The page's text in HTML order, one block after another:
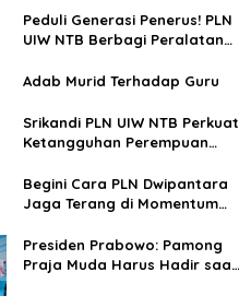
Tidore
Peduli Generasi Penerus! PLN
UIW NTB Berbagi Peralatan
Adab Murid Terhadap Guru
Srikandi PLN UIW NTB Perkuat
Ketangguhan Perempuan
Begini Cara PLN Dwipantara
Jaga Terang di Momentum
Presiden Prabowo: Pamong
Praja Muda Harus Hadir saat